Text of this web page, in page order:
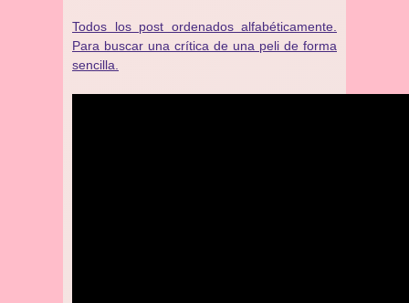
Todos los post ordenados alfabéticamente.
Para buscar una crítica de una peli de forma
sencilla.